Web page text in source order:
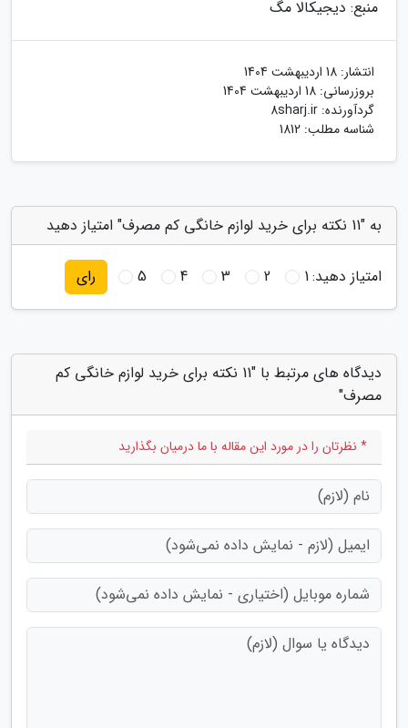
منبع: دیجیکالا مگ
انتشار: 18 اردیبهشت 1404
بروزرسانی: 18 اردیبهشت 1404
گردآورنده: 8sharj.ir
شناسه مطلب: 1812
به "11 نکته برای خرید لوازم خانگی کم مصرف" امتیاز دهید
امتیاز دهید:1
2
3
4
5 رای
دیدگاه های مرتبط با "11 نکته برای خرید لوازم خانگی کم
مصرف"
* نظرتان را در مورد این مقاله با ما درمیان بگذارید